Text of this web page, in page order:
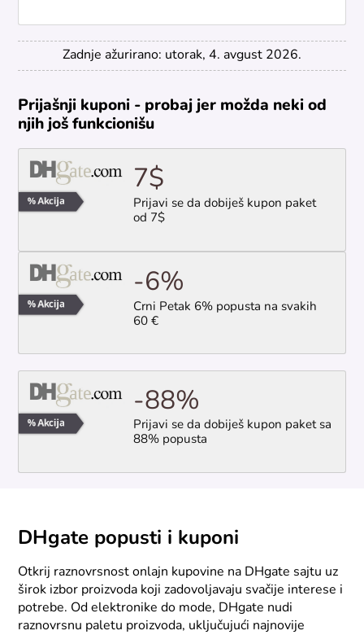
Zadnje ažurirano: utorak, 4. avgust 2026.
Prijašnji kuponi - probaj jer možda neki od
njih još funkcionišu
7$
Prijavi se da dobiješ kupon paket
od 7$
-6%
Crni Petak 6% popusta na svakih
60 €
-88%
Prijavi se da dobiješ kupon paket sa
88% popusta
DHgate popusti i kuponi
Otkrij raznovrsnost onlajn kupovine na DHgate sajtu uz
širok izbor proizvoda koji zadovoljavaju svačije interese i
potrebe. Od elektronike do mode, DHgate nudi
raznovrsnu paletu proizvoda, uključujući najnovije